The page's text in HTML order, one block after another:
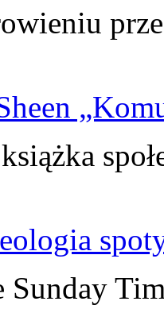
Sunday